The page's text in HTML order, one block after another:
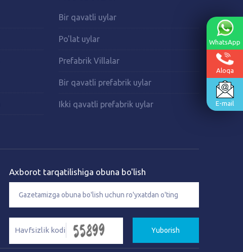
Bir qavatli uylar
Po'lat uylar
Prefabrik Villalar
Bir qavatli prefabrik uylar
Ikki qavatli prefabrik uylar
Axborot tarqatilishiga obuna bo'lish
Yuborish
WhatsApp
Aloqa
E-mail